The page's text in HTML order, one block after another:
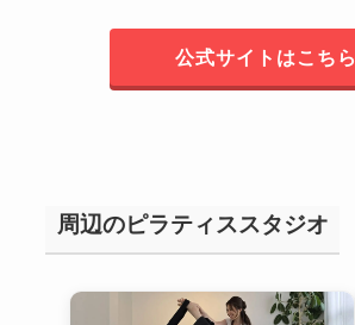
公式サイトはこちら
周辺のピラティススタジオ